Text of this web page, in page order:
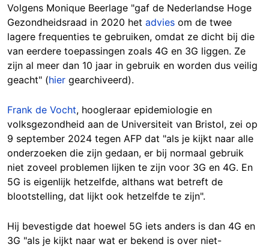
Volgens Monique Beerlage "gaf de Nederlandse Hoge
Gezondheidsraad in 2020 het advies om de twee
lagere frequenties te gebruiken, omdat ze dicht bij die
van eerdere toepassingen zoals 4G en 3G liggen. Ze
zijn al meer dan 10 jaar in gebruik en worden dus veilig
geacht" (hier gearchiveerd).
Frank de Vocht, hoogleraar epidemiologie en
volksgezondheid aan de Universiteit van Bristol, zei op
9 september 2024 tegen AFP dat "als je kijkt naar alle
onderzoeken die zijn gedaan, er bij normaal gebruik
niet zoveel problemen lijken te zijn voor 3G en 4G. En
5G is eigenlijk hetzelfde, althans wat betreft de
blootstelling, dat lijkt ook hetzelfde te zijn".
Hij bevestigde dat hoewel 5G iets anders is dan 4G en
3G "als je kijkt naar wat er bekend is over niet-